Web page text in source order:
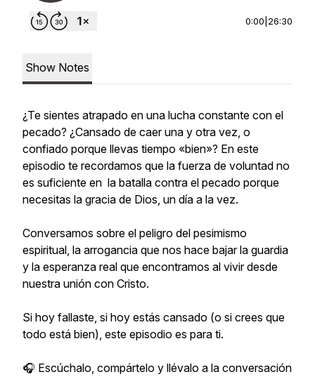
0:00 26:30
Show Notes
¿Te sientes atrapado en una lucha constante con el
pecado? ¿Cansado de caer una y otra vez, o
confiado porque llevas tiempo «bien»? En este
episodio te recordamos que la fuerza de voluntad no
es suficiente en la batalla contra el pecado porque
necesitas la gracia de Dios, un día a la vez.
Conversamos sobre el peligro del pesimismo
espiritual, la arrogancia que nos hace bajar la guardia
y la esperanza real que encontramos al vivir desde
nuestra unión con Cristo.
Si hoy fallaste, si hoy estás cansado (o si crees que
todo está bien), este episodio es para ti.
🎧 Escúchalo, compártelo y llévalo a la conversación